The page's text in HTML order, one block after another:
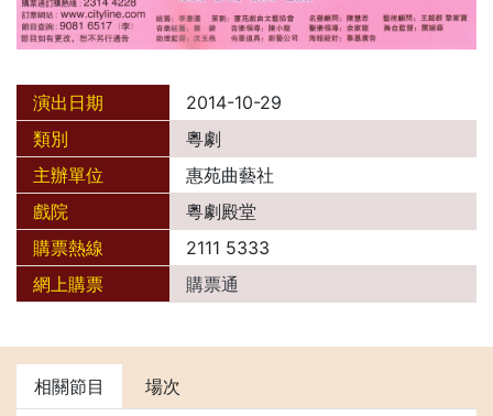
演出日期
2014-10-29
類別
粵劇
主辦單位
惠苑曲藝社
戲院
粵劇殿堂
購票熱線
2111 5333
網上購票
購票通
相關節目 場次